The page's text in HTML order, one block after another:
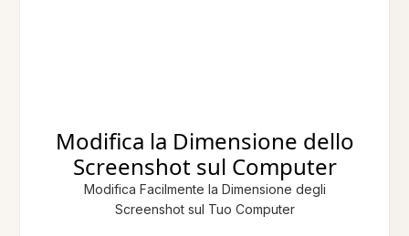
Modifica la Dimensione dello
Screenshot sul Computer
Modifica Facilmente la Dimensione degli
Screenshot sul Tuo Computer